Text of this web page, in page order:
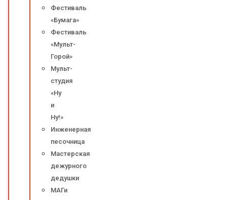
Фестиваль
«Бумага»
Фестиваль
«Мульт-
Горой»
Мульт-
студия
«Ну
и
Ну!»
Инженерная
песочница
Мастерская
дежурного
дедушки
МАГи